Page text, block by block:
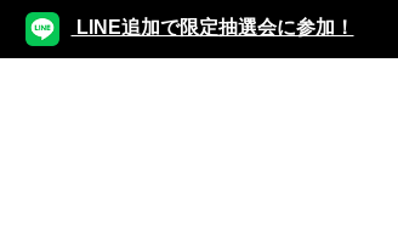
LINE追加で限定抽選会に参加！